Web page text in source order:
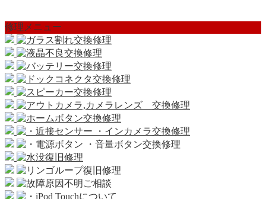
修理メニュー